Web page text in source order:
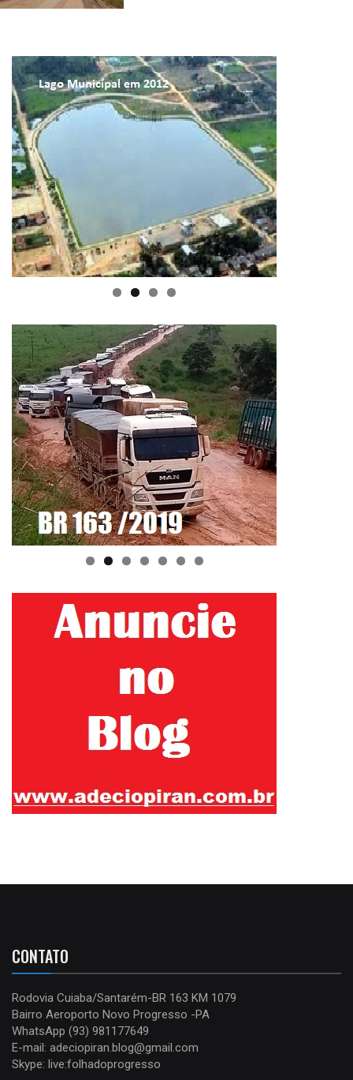
CONTATO
Rodovia Cuiaba/Santarém-BR 163 KM 1079
Bairro Aeroporto Novo Progresso -PA
WhatsApp (93) 981177649
E-mail: adeciopiran.blog@gmail.com
Skype: live:folhadoprogresso